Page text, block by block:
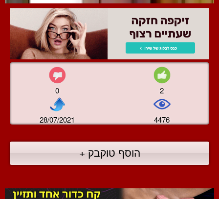
0 2
28/07/2021 4476
הוסף טוקבק +